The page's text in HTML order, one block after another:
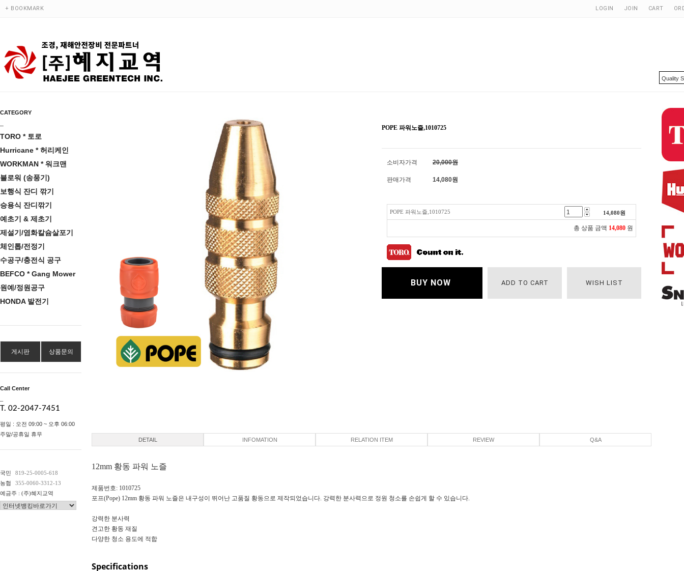
+ BOOKMARK LOGIN JOIN CART
CATEGORY
TORO * 토로
Hurricane * 허리케인
WORKMAN * 워크맨
블로워 (송풍기)
보행식 잔디 깎기
승용식 잔디깎기
예초기 & 제초기
제설기/염화칼슘살포기
체인톱/전정기
수공구/충전식 공구
BEFCO * Gang Mower
원예/정원공구
HONDA 발전기
게시판 상품문의
Call Center
T. 02-2047-7451
평일 : 오전 09:00 ~ 오후 06:00
주말/공휴일 휴무
국민
819-25-0005-618
농협
355-0060-3312-13
예금주 : (주)혜지교역
POPE 파워노즐,1010725
소비자가격 20,000원
판매가격 14,080원
POPE 파워노즐,1010725 14,080원
총 상품 금액 14,080 원
BUY NOW ADD TO CART WISH LIST
DETAIL INFOMATION RELATION ITEM REVIEW Q&A
12mm 황동 파워 노즐
제품번호: 1010725
포프(Pope) 12mm 황동 파워 노즐은 내구성이 뛰어난 고품질 황동으로 제작되었습니다. 강력한 분사력으로 정원 청소를 손쉽게 할 수 있습니다.
강력한 분사력
견고한 황동 재질
다양한 청소 용도에 적합
Specifications